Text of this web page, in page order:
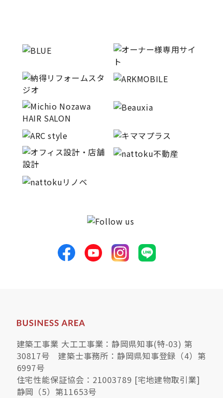
建築工事業 大工工事業：静岡県知事(特-03) 第
30817号 建築士事務所：静岡県知事登録（4）第
6997号
住宅性能保証協会：21003789 [宅地建物取引業]
静岡（5）第11653号